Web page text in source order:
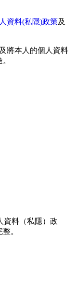
資料(私隱)政策及
將本人的個人資料
資料（私隱）政
。